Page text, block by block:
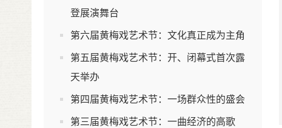
登展演舞台
第六届黄梅戏艺术节：文化真正成为主角
第五届黄梅戏艺术节：开、闭幕式首次露
天举办
第四届黄梅戏艺术节：一场群众性的盛会
第三届黄梅戏艺术节：一曲经济的高歌